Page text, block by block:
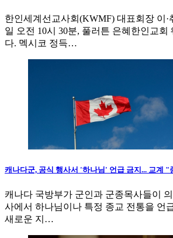
한인세계선교사회(KWMF) 대표회장 이·
일 오전 10시 30분, 풀러튼 은혜한인교회
다. 멕시코 정득…
캐나다군, 공식 행사서 '하나님' 언급 금지... 교계 "
캐나다 국방부가 군인과 군종목사들이
사에서 하나님이나 특정 종교 전통을 언
새로운 지…